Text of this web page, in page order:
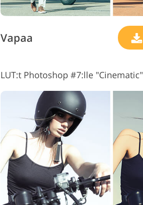
Vapaa
LUT:t Photoshop #7:lle "Cinematic"